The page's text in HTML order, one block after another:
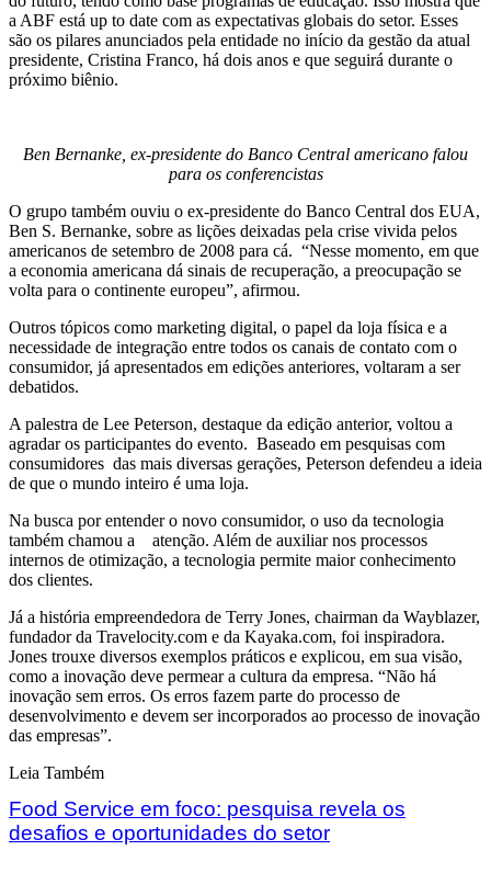
a ABF está up to date com as expectativas globais do setor. Esses
são os pilares anunciados pela entidade no início da gestão da atual
presidente, Cristina Franco, há dois anos e que seguirá durante o
próximo biênio.
Ben Bernanke, ex-presidente do Banco Central americano falou
para os conferencistas
O grupo também ouviu o ex-presidente do Banco Central dos EUA,
Ben S. Bernanke, sobre as lições deixadas pela crise vivida pelos
americanos de setembro de 2008 para cá. “Nesse momento, em que
a economia americana dá sinais de recuperação, a preocupação se
volta para o continente europeu”, afirmou.
Outros tópicos como marketing digital, o papel da loja física e a
necessidade de integração entre todos os canais de contato com o
consumidor, já apresentados em edições anteriores, voltaram a ser
debatidos.
A palestra de Lee Peterson, destaque da edição anterior, voltou a
agradar os participantes do evento. Baseado em pesquisas com
consumidores das mais diversas gerações, Peterson defendeu a ideia
de que o mundo inteiro é uma loja.
Na busca por entender o novo consumidor, o uso da tecnologia
também chamou a atenção. Além de auxiliar nos processos
internos de otimização, a tecnologia permite maior conhecimento
dos clientes.
Já a história empreendedora de Terry Jones, chairman da Wayblazer,
fundador da Travelocity.com e da Kayaka.com, foi inspiradora.
Jones trouxe diversos exemplos práticos e explicou, em sua visão,
como a inovação deve permear a cultura da empresa. “Não há
inovação sem erros. Os erros fazem parte do processo de
desenvolvimento e devem ser incorporados ao processo de inovação
das empresas”.
Leia Também
Food Service em foco: pesquisa revela os
desafios e oportunidades do setor